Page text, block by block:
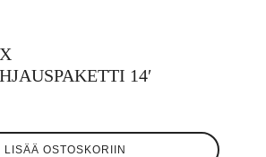
14′
LISÄÄ OSTOSKORIIN